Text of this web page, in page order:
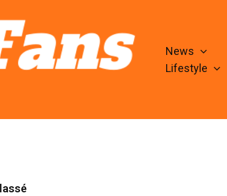
News
Lifestyle